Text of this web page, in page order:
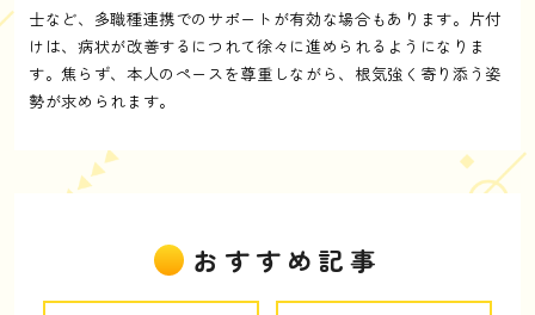
士など、多職種連携でのサポートが有効な場合もあります。片付
けは、病状が改善するにつれて徐々に進められるようになりま
す。焦らず、本人のペースを尊重しながら、根気強く寄り添う姿
勢が求められます。
おすすめ記事